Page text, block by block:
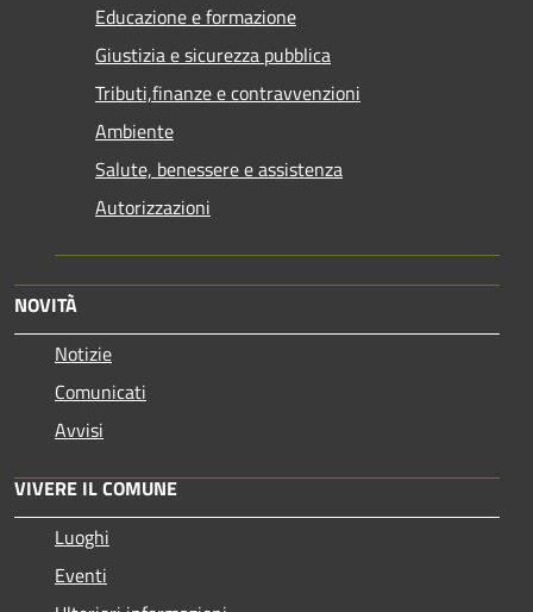
Educazione e formazione
Giustizia e sicurezza pubblica
Tributi,finanze e contravvenzioni
Ambiente
Salute, benessere e assistenza
Autorizzazioni
NOVITÀ
Notizie
Comunicati
Avvisi
VIVERE IL COMUNE
Luoghi
Eventi